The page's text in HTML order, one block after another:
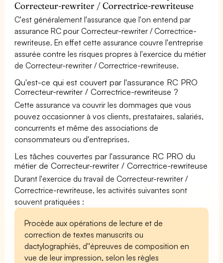
Correcteur-rewriter / Correctrice-rewriteuse
C'est généralement l'assurance que l'on entend par
assurance RC pour Correcteur-rewriter / Correctrice-
rewriteuse. En effet cette assurance couvre l'entreprise
assurée contre les risques propres à l'exercice du métier
de Correcteur-rewriter / Correctrice-rewriteuse.
Qu'est-ce qui est couvert par l'assurance RC PRO
Correcteur-rewriter / Correctrice-rewriteuse ?
Cette assurance va couvrir les dommages que vous
pouvez occasionner à vos clients, prestataires, salariés,
concurrents et même des associations de
consommateurs ou d'entreprises.
Les tâches couvertes par l'assurance RC PRO du
métier de Correcteur-rewriter / Correctrice-rewriteuse
Durant l'exercice du travail de Correcteur-rewriter /
Correctrice-rewriteuse, les activités suivantes sont
souvent pratiquées :
Procède aux opérations de lecture et de
correction de textes manuscrits ou
dactylographiés, d''épreuves de composition en
vue de leur impression, selon les règles